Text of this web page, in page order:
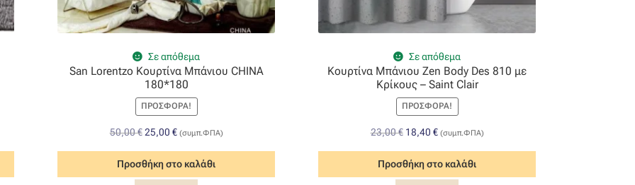
Σε απόθεμα
San Lorentzo Κουρτίνα Μπάνιου CHINA
180*180
ΠΡΟΣΦΟΡΆ!
50,00€ Original
was:
50,00 €.
25,00 €Η
τιμή
είναι:
(συμπ.ΦΠΑ)
Προσθήκη στο καλάθι
Σε απόθεμα
Κουρτίνα Μπάνιου Zen Body Des 810 με
Κρίκους – Saint Clair
ΠΡΟΣΦΟΡΆ!
23,00€ Original
was:
23,00 €.
18,40 €Η
τιμή
είναι:
(συμπ.ΦΠΑ)
Προσθήκη στο καλάθι